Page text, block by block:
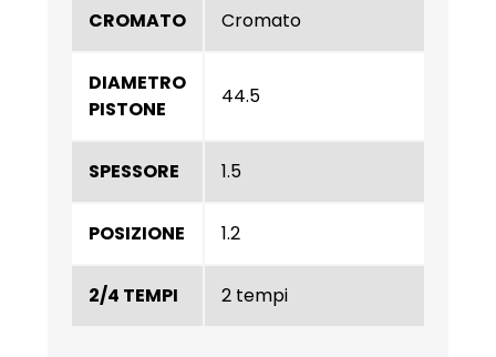
CROMATO Cromato
DIAMETRO
PISTONE
44.5
SPESSORE 1.5
POSIZIONE 1.2
2/4 TEMPI 2 tempi